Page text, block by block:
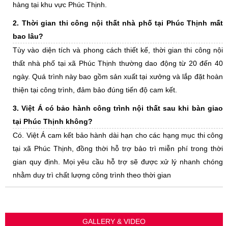
hàng tại khu vực Phúc Thịnh.
2. Thời gian thi công nội thất nhà phố tại Phúc Thịnh mất
bao lâu?
Tùy vào diện tích và phong cách thiết kế, thời gian thi công nội
thất nhà phố tại xã Phúc Thịnh thường dao động từ 20 đến 40
ngày. Quá trình này bao gồm sản xuất tại xưởng và lắp đặt hoàn
thiện tại công trình, đảm bảo đúng tiến độ cam kết.
3. Việt Á có bảo hành công trình nội thất sau khi bàn giao
tại Phúc Thịnh không?
Có. Việt Á cam kết bảo hành dài hạn cho các hạng mục thi công
tại xã Phúc Thịnh, đồng thời hỗ trợ bảo trì miễn phí trong thời
gian quy định. Mọi yêu cầu hỗ trợ sẽ được xử lý nhanh chóng
nhằm duy trì chất lượng công trình theo thời gian
GALLERY & VIDEO